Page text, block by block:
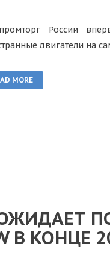
России
двигатели на
MORE
В КОНЦЕ